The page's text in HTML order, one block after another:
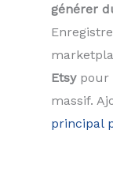
générer
Etsypour
massif.
principal